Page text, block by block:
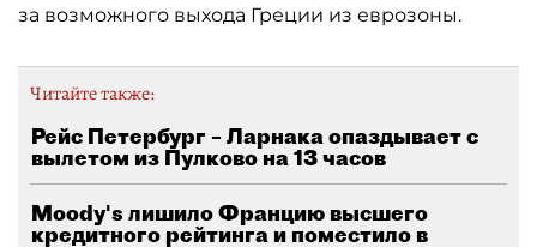
за возможного выхода Греции из еврозоны.
Читайте также:
Рейс Петербург – Ларнака опаздывает с
вылетом из Пулково на 13 часов
Moody's лишило Францию высшего
кредитного рейтинга и поместило в